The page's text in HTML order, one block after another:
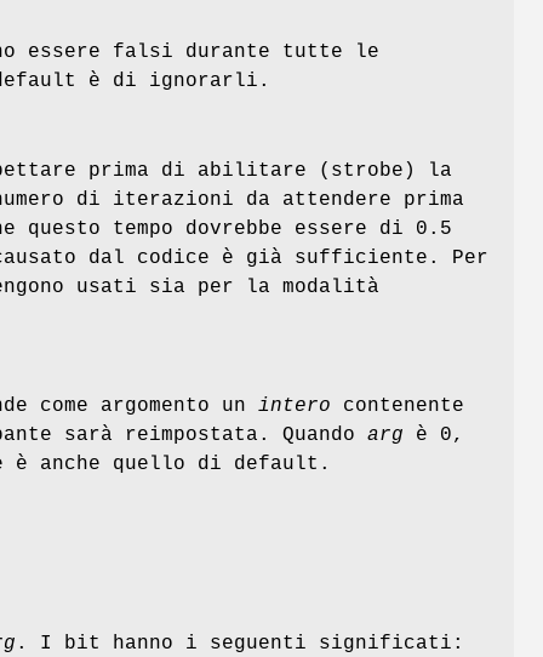
essere falsi durante tutte le
è di ignorarli.
prima di abilitare (strobe) la
di iterazioni da attendere prima
tempo dovrebbe essere di 0.5
dal codice è già sufficiente. Per
usati sia per la modalità
argomento un intero contenente
sarà reimpostata. Quando arg è 0,
anche quello di default.
. I bit hanno i seguenti significati: